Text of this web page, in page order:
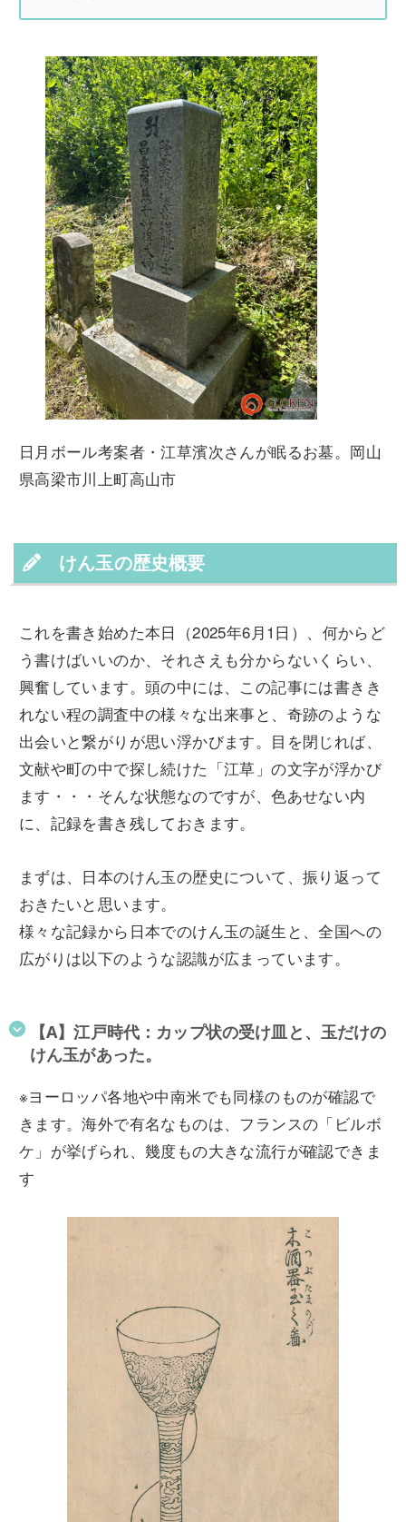
日月ボール考案者・江草濱次さんが眠るお墓。岡山
県高梁市川上町高山市
けん玉の歴史概要
これを書き始めた本日（2025年6月1日）、何からど
う書けばいいのか、それさえも分からないくらい、
興奮しています。頭の中には、この記事には書きき
れない程の調査中の様々な出来事と、奇跡のような
出会いと繋がりが思い浮かびます。目を閉じれば、
文献や町の中で探し続けた「江草」の文字が浮かび
ます・・・そんな状態なのですが、色あせない内
に、記録を書き残しておきます。
まずは、日本のけん玉の歴史について、振り返って
おきたいと思います。
様々な記録から日本でのけん玉の誕生と、全国への
広がりは以下のような認識が広まっています。
【A】江戸時代：カップ状の受け皿と、玉だけの
けん玉があった。
※ヨーロッパ各地や中南米でも同様のものが確認で
きます。海外で有名なものは、フランスの「ビルボ
ケ」が挙げられ、幾度もの大きな流行が確認できま
す